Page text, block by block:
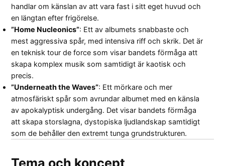
handlar om känslan av att vara fast i sitt eget huvud och
en längtan efter frigörelse.
”Home Nucleonics”: Ett av albumets snabbaste och
mest aggressiva spår, med intensiva riff och skrik. Det är
en teknisk tour de force som visar bandets förmåga att
skapa komplex musik som samtidigt är kaotisk och
precis.
”Underneath the Waves”: Ett mörkare och mer
atmosfäriskt spår som avrundar albumet med en känsla
av apokalyptisk undergång. Det visar bandets förmåga
att skapa storslagna, dystopiska ljudlandskap samtidigt
som de behåller den extremt tunga grundstrukturen.